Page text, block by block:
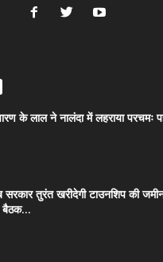
के लाल ने नालंदा में लहराया परचमः
सरकार तुरंत खरीदेगी टाउनशिप की
बैठक...